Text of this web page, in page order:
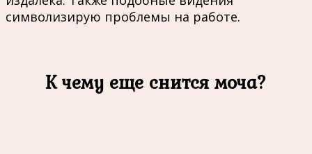
символизирую проблемы на работе.
К чему еще снится моча?